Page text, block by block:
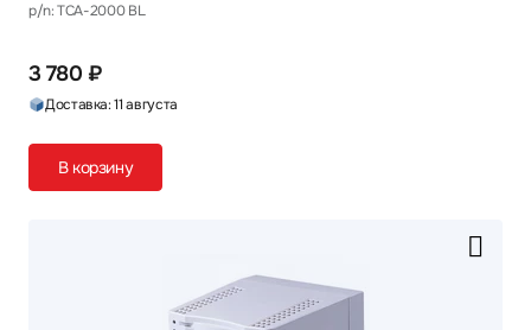
p/n: TCA-2000 BL
3 780 ₽
Доставка: 11 августа
В корзину